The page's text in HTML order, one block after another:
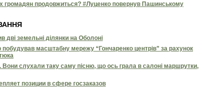
громадян продовжиться? #Луценко повернув Пашинському
дві земельні ділянки на Оболоні
побудував масштабну мережу “Гончаренко центрів” за рахунок
Вони слухали таку саму пісню, що ось грала в салоні маршрутки,
позиции в сфере госзаказов